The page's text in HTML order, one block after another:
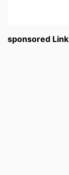
sponsored Link